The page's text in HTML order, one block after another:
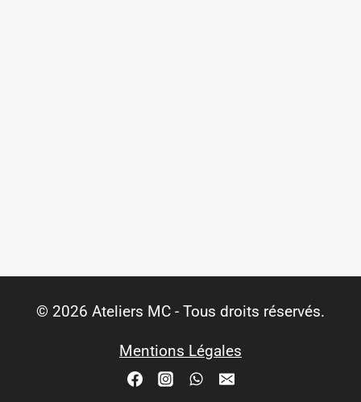
© 2026 Ateliers MC - Tous droits réservés.
Mentions Légales